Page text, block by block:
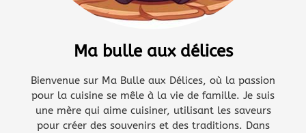
Ma bulle aux délices
Bienvenue sur Ma Bulle aux Délices, où la passion
pour la cuisine se mêle à la vie de famille. Je suis
une mère qui aime cuisiner, utilisant les saveurs
pour créer des souvenirs et des traditions. Dans